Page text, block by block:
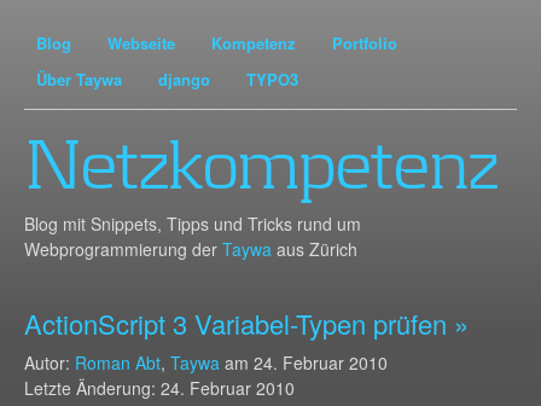
Blog Webseite Kompetenz
Portfolio
Über Taywa
django TYPO3
Netzkompetenz
Blog mit Snippets, Tipps und Tricks rund um
Webprogrammierung der Taywa aus Zürich
ActionScript 3 Variabel-Typen prüfen »
Autor: Roman Abt, Taywa am 24. Februar 2010
Letzte Änderung: 24. Februar 2010